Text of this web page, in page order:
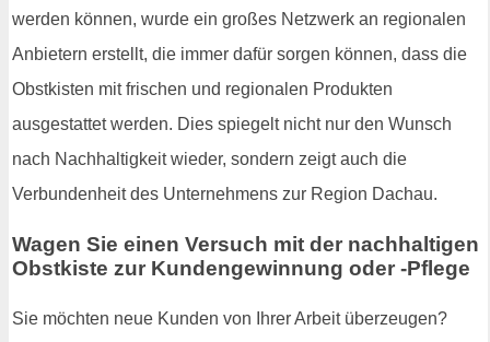
werden können, wurde ein großes Netzwerk an regionalen
Anbietern erstellt, die immer dafür sorgen können, dass die
Obstkisten mit frischen und regionalen Produkten
ausgestattet werden. Dies spiegelt nicht nur den Wunsch
nach Nachhaltigkeit wieder, sondern zeigt auch die
Verbundenheit des Unternehmens zur Region Dachau.
Wagen Sie einen Versuch mit der nachhaltigen
Obstkiste zur Kundengewinnung oder -Pflege
Sie möchten neue Kunden von Ihrer Arbeit überzeugen?